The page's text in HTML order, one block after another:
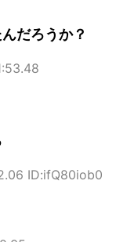
だろうか？
ID:ifQ80iob0